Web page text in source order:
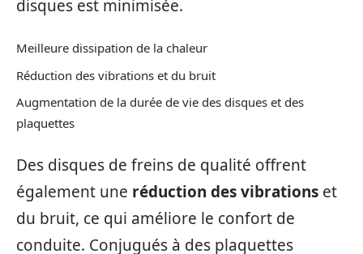
disques est minimisée.
Meilleure dissipation de la chaleur
Réduction des vibrations et du bruit
Augmentation de la durée de vie des disques et des
plaquettes
Des disques de freins de qualité offrent
également une réduction des vibrations et
du bruit, ce qui améliore le confort de
conduite. Conjugués à des plaquettes